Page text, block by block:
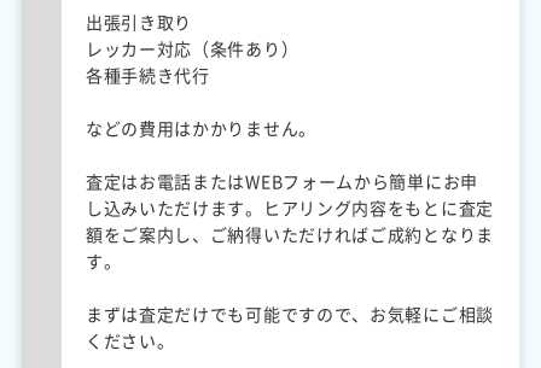
出張引き取り
レッカー対応（条件あり）
各種手続き代行
などの費用はかかりません。
査定はお電話またはWEBフォームから簡単にお申
し込みいただけます。ヒアリング内容をもとに査定
額をご案内し、ご納得いただければご成約となりま
す。
まずは査定だけでも可能ですので、お気軽にご相談
ください。